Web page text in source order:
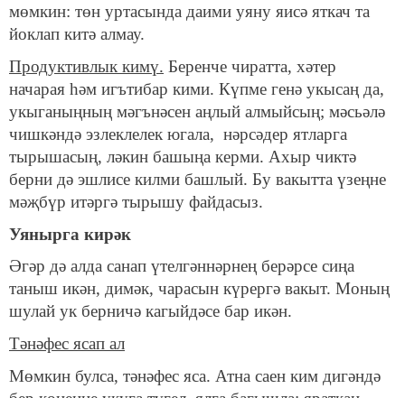
мөмкин: төн уртасында даими уяну яисә яткач та
йоклап китә алмау.
Продуктивлык кимү. Беренче чиратта, хәтер
начарая һәм игътибар кими. Күпме генә укысаң да,
укыганыңның мәгънәсен аңлый алмыйсың; мәсьәлә
чишкәндә эзлеклелек югала, нәрсәдер ятларга
тырышасың, ләкин башыңа керми. Ахыр чиктә
берни дә эшлисе килми башлый. Бу вакытта үзеңне
мәҗбүр итәргә тырышу файдасыз. ‍
Уянырга кирәк
Әгәр дә алда санап үтелгәннәрнең берәрсе сиңа
таныш икән, димәк, чарасын күрергә вакыт. Моның
шулай ук берничә кагыйдәсе бар икән.
Тәнәфес ясап ал
Мөмкин булса, тәнәфес яса. Атна саен ким дигәндә